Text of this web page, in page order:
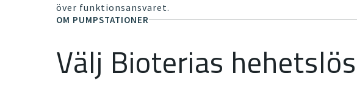
över funktionsansvaret.
OM PUMPSTATIONER
Välj Bioterias